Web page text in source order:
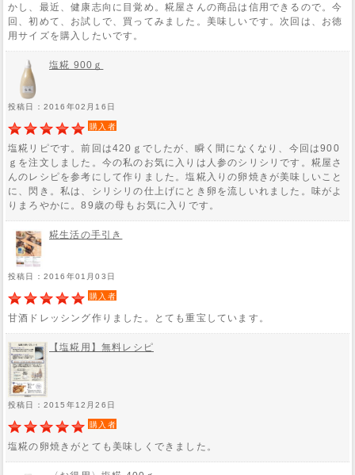
かし、最近、健康志向に目覚め。糀屋さんの商品は信用できるので。今
回、初めて、お試しで、買ってみました。美味しいです。次回は、お徳
用サイズを購入したいです。
塩糀 900ｇ
投稿日：2016年02月16日
購入者
塩糀リピです。前回は420ｇでしたが、瞬く間になくなり、今回は900
ｇを注文しました。今の私のお気に入りは人参のシリシリです。糀屋さ
んのレシピを参考にして作りました。塩糀入りの卵焼きが美味しいこと
に、閃き。私は、シリシリの仕上げにとき卵を流しいれました。味がよ
りまろやかに。89歳の母もお気に入りです。
糀生活の手引き
投稿日：2016年01月03日
購入者
甘酒ドレッシング作りました。とても重宝しています。
【塩糀用】無料レシピ
投稿日：2015年12月26日
購入者
塩糀の卵焼きがとても美味しくできました。